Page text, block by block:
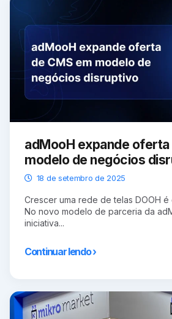
adMooH expande oferta
modelo de negócios
18 de setembro de 2025
Crescer uma rede de telas DOOH
No novo modelo de parceria da
iniciativa...
Continuar lendo ›